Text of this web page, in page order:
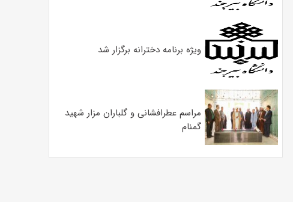
ویژه برنامه دخترانه برگزار شد
مراسم عطرافشانی و گلباران مزار شهید
گمنام